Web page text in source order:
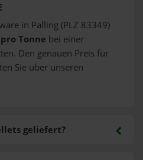
in Palling (PLZ 83349)
Tonne bei einer
Den genauen Preis für
Sie über unseren
geliefert?